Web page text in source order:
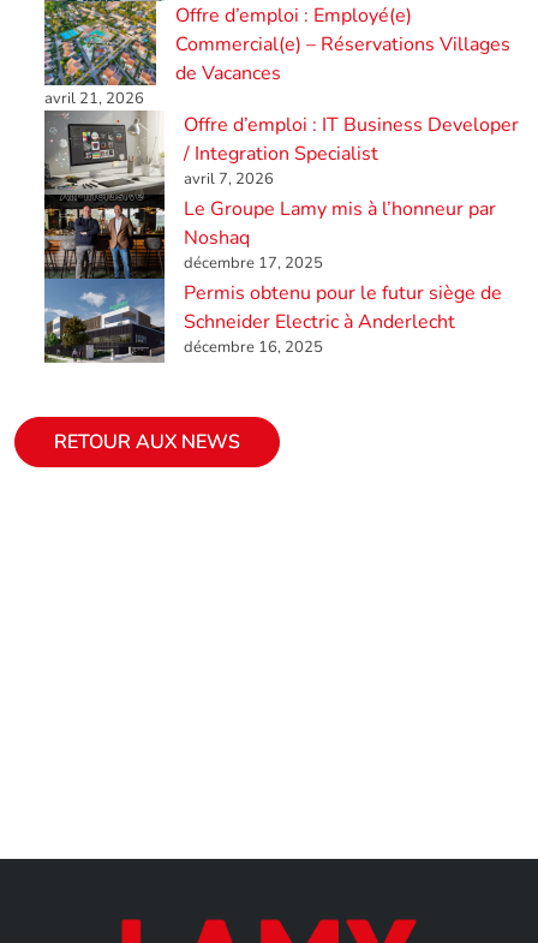
Offre d’emploi : Employé(e)
Commercial(e) – Réservations Villages
de Vacances
avril 21, 2026
Offre d’emploi : IT Business Developer
/ Integration Specialist
avril 7, 2026
Le Groupe Lamy mis à l’honneur par
Noshaq
décembre 17, 2025
Permis obtenu pour le futur siège de
Schneider Electric à Anderlecht
décembre 16, 2025
RETOUR AUX NEWS